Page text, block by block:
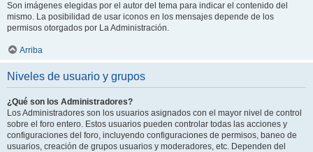
Son imágenes elegidas por el autor del tema para indicar el contenido del
mismo. La posibilidad de usar iconos en los mensajes depende de los
permisos otorgados por La Administración.
Arriba
Niveles de usuario y grupos
¿Qué son los Administradores?
Los Administradores son los usuarios asignados con el mayor nivel de control
sobre el foro entero. Estos usuarios pueden controlar todas las acciones y
configuraciones del foro, incluyendo configuraciones de permisos, baneo de
usuarios, creación de grupos usuarios y moderadores, etc. Dependen del